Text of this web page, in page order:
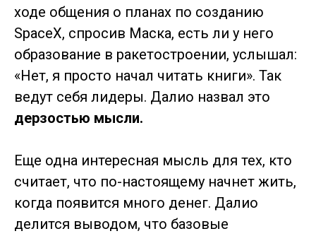
ходе общения о планах по созданию
SpaceX, спросив Маска, есть ли у него
образование в ракетостроении, услышал:
«Нет, я просто начал читать книги». Так
ведут себя лидеры. Далио назвал это
дерзостью мысли.
Еще одна интересная мысль для тех, кто
считает, что по-настоящему начнет жить,
когда появится много денег. Далио
делится выводом, что базовые